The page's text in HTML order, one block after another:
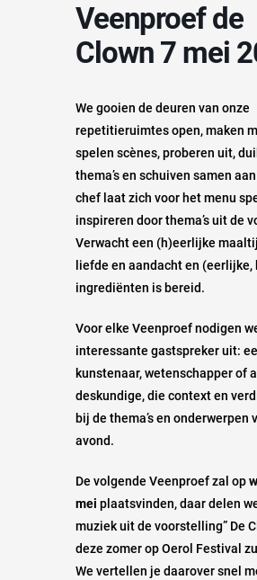
Veenproef de
Clown 7 mei
We gooien de deuren van onze
repetitieruimtes open, maken
spelen scènes, proberen uit,
thema’s en schuiven samen
chef laat zich voor het menu
inspireren door thema’s uit de
Verwacht een (h)eerlijke
liefde en aandacht en
ingrediënten is bereid.
Voor elke Veenproef nodigen
interessante gastspreker uit:
kunstenaar, wetenschapper of
deskundige, die context en
bij de thema’s en onderwerpen
avond.
De volgende Veenproef zal op
mei plaatsvinden, daar delen
muziek uit de voorstelling” De
deze zomer op Oerol Festival
We vertellen je daarover snel